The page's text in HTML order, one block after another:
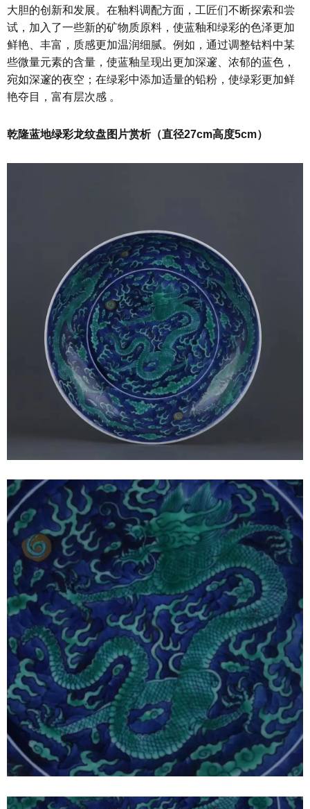
大胆的创新和发展。在釉料调配方面，工匠们不断探索和尝
试，加入了一些新的矿物质原料，使蓝釉和绿彩的色泽更加
鲜艳、丰富，质感更加温润细腻。例如，通过调整钴料中某
些微量元素的含量，使蓝釉呈现出更加深邃、浓郁的蓝色，
宛如深邃的夜空；在绿彩中添加适量的铅粉，使绿彩更加鲜
艳夺目，富有层次感 。
乾隆蓝地绿彩龙纹盘图片赏析（直径27cm高度5cm）